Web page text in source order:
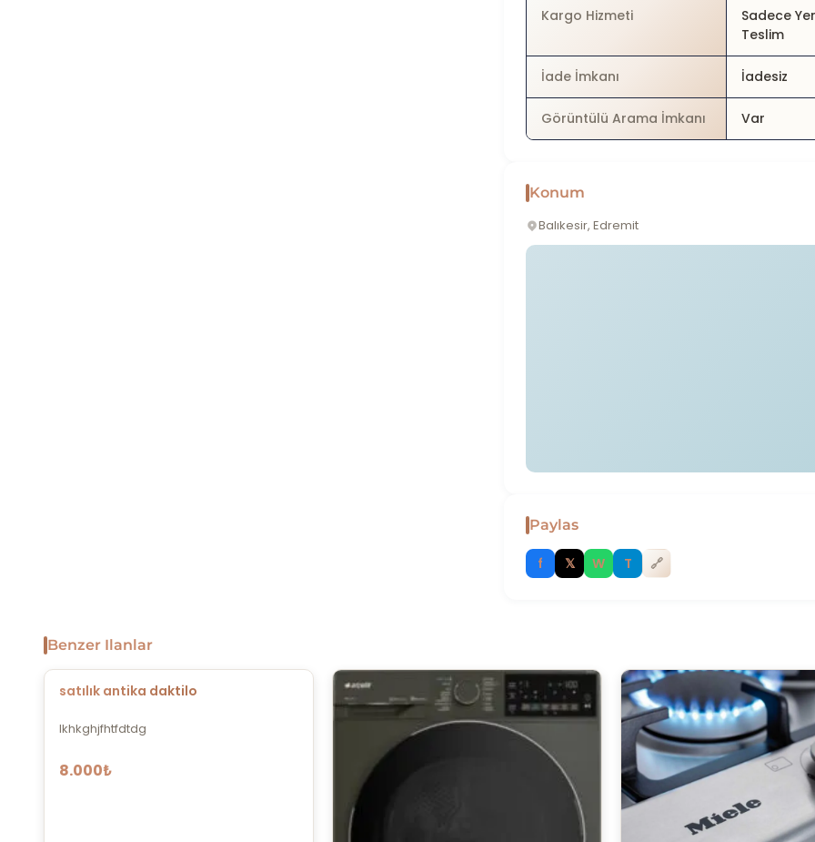
Kargo Hizmeti
Sadece
Teslim
İade İmkanı İadesiz
Görüntülü Arama İmkanı Var
Konum
Balıkesir, Edremit
Paylas
f 𝕏 W T 🔗
Benzer Ilanlar
satılık antika daktilo
lkhkghjfhtfdtdg
8.000₺